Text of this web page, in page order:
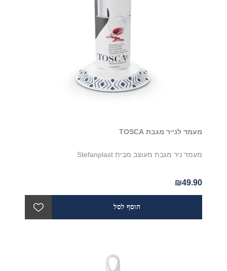
מעמד לנייר מגבת TOSCA
מעמד ניר מגבת מעוצב מבית Stefanplast
₪49.90